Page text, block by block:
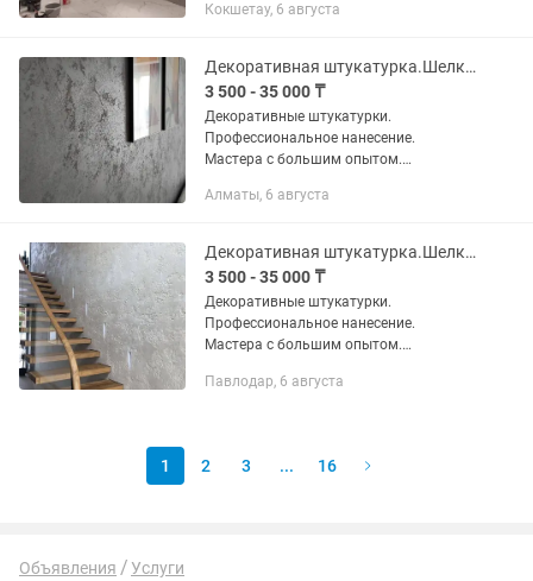
отделке стен и потолков: -венецианская
Кокшетау, 6 августа
Декоративная штукатурка.Шелк.Бетон.Зара.Травертин.Венецианка под мрамор.
3 500 - 35 000 ₸
Декоративные штукатурки.
Профессиональное нанесение.
Мастера с большим опытом.
отделке стен и потолков: -венецианская
Алматы, 6 августа
Декоративная штукатурка.Шелк.Венецианка.Травертин.Бетон.Зара.
3 500 - 35 000 ₸
Декоративные штукатурки.
Профессиональное нанесение.
Мастера с большим опытом.
отделке стен и потолков: -венецианская
Павлодар, 6 августа
1 2 3 ... 16
Объявления Услуги